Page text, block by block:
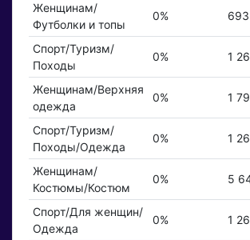
Женщинам/
Футболки и топы
0%
Спорт/Туризм/
Походы
0% 1
Женщинам/Верхняя
одежда
0% 1
Спорт/Туризм/
Походы/Одежда
0% 1
Женщинам/
Костюмы/Костюм
0% 5
Спорт/Для женщин/
Одежда
0% 1